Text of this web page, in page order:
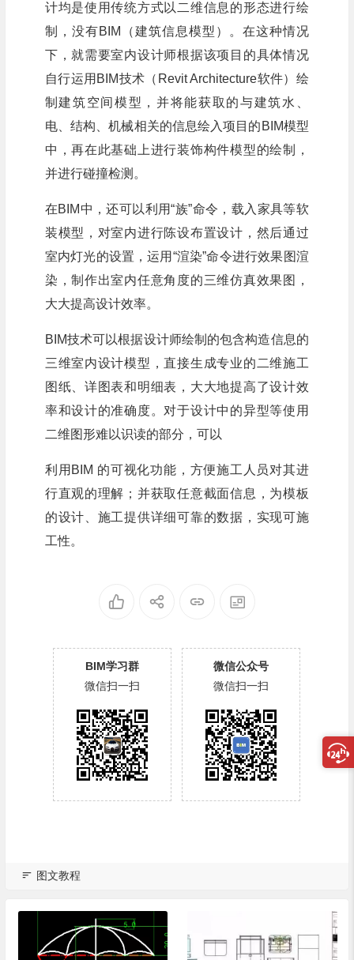
计均是使用传统方式以二维信息的形态进行绘
制，没有BIM（建筑信息模型）。在这种情况
下，就需要室内设计师根据该项目的具体情况
自行运用BIM技术（Revit Architecture软件）绘
制建筑空间模型，并将能获取的与建筑水、
电、结构、机械相关的信息绘入项目的BIM模型
中，再在此基础上进行装饰构件模型的绘制，
并进行碰撞检测。
在BIM中，还可以利用“族”命令，载入家具等软
装模型，对室内进行陈设布置设计，然后通过
室内灯光的设置，运用“渲染”命令进行效果图渲
染，制作出室内任意角度的三维仿真效果图，
大大提高设计效率。
BIM技术可以根据设计师绘制的包含构造信息的
三维室内设计模型，直接生成专业的二维施工
图纸、详图表和明细表，大大地提高了设计效
率和设计的准确度。对于设计中的异型等使用
二维图形难以识读的部分，可以
利用BIM 的可视化功能，方便施工人员对其进
行直观的理解；并获取任意截面信息，为模板
的设计、施工提供详细可靠的数据，实现可施
工性。
BIM学习群
微信扫一扫
微信公众号
微信扫一扫
图文教程